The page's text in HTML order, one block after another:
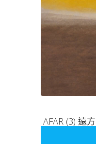
AFAR (3) 遠
SERIES